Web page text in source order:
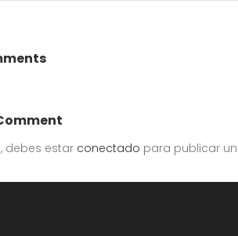
debes estar conectado para publicar